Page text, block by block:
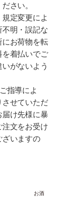
さい。
定変更によ
明・誤記な
お荷物を転
着払いでご
がないよう
指導によ
させていただ
け先様に暴
文をお受け
ざいますの
お酒